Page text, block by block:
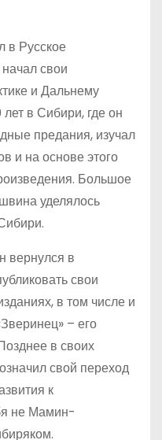
в Русское
свои
и Дальнему
в Сибири, где он
предания, изучал
и на основе этого
Большое
уделялось
вернулся в
свои
в том числе и
– его
в своих
свой переход
к
не Мамин-